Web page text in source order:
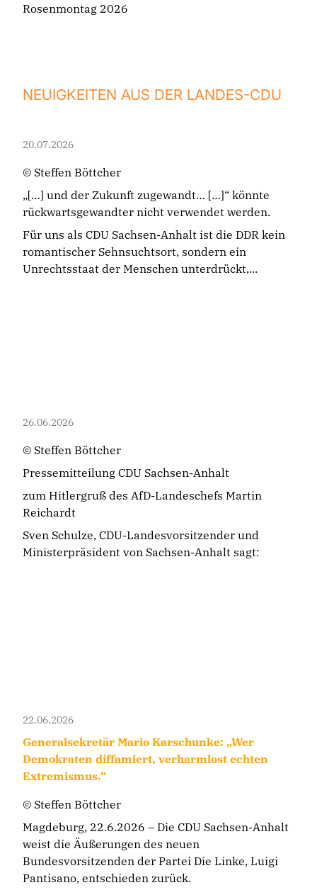
Rosenmontag 2026
NEUIGKEITEN AUS DER LANDES-CDU
20.07.2026
© Steffen Böttcher
„[…] und der Zukunft zugewandt… […]“ könnte
rückwartsgewandter nicht verwendet werden.
Für uns als CDU Sachsen-Anhalt ist die DDR kein
romantischer Sehnsuchtsort, sondern ein
Unrechtsstaat der Menschen unterdrückt,...
26.06.2026
© Steffen Böttcher
Pressemitteilung CDU Sachsen-Anhalt
zum Hitlergruß des AfD-Landeschefs Martin
Reichardt
Sven Schulze, CDU-Landesvorsitzender und
Ministerpräsident von Sachsen-Anhalt sagt:
22.06.2026
Generalsekretär Mario Karschunke: „Wer
Demokraten diffamiert, verharmlost echten
Extremismus.“
© Steffen Böttcher
Magdeburg, 22.6.2026 – Die CDU Sachsen-Anhalt
weist die Äußerungen des neuen
Bundesvorsitzenden der Partei Die Linke, Luigi
Pantisano, entschieden zurück.